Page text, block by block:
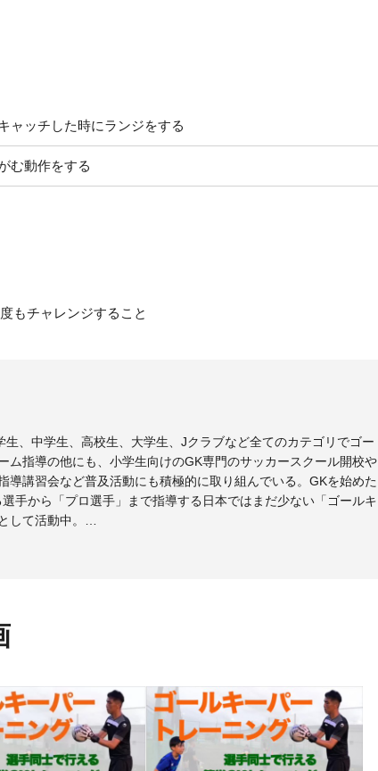
ャッチした時にランジをする
む動作をする
もチャレンジすること
、中学生、高校生、大学生、Jクラブなど全てのカテゴリでゴー
ム指導の他にも、小学生向けのGK専門のサッカースクール開校や
導講習会など普及活動にも積極的に取り組んでいる。GKを始めた
手から「プロ選手」まで指導する日本ではまだ少ない「ゴールキ
して活動中。